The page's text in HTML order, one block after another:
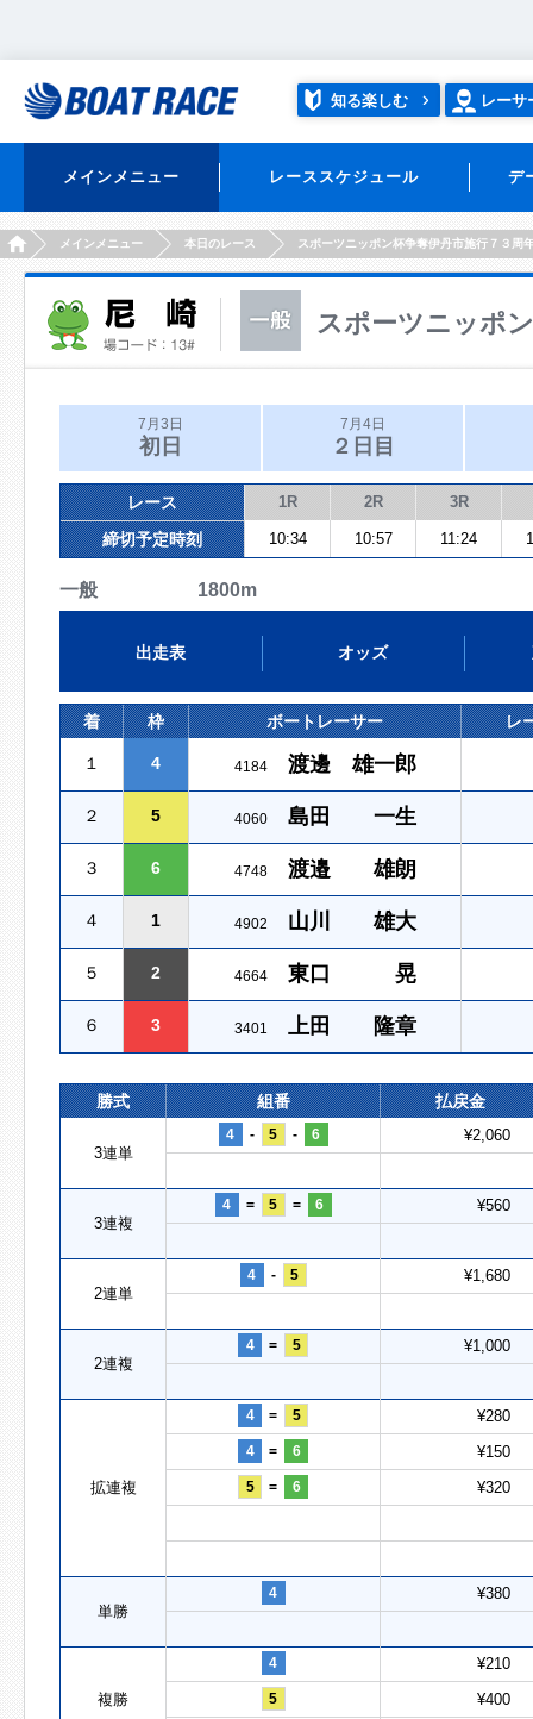
知る楽しむ レーサ
メインメニュー レーススケジュール デ
HOMEメインメニュー 本日のレース スポーツニッポン杯争奪伊丹市施行７３周
スポーツニッポ
7月3日
初日
7月4日
２日目
レース 1R 2R 3R
締切予定時刻 10:34 10:57 11:24
一般 1800m
出走表 オッズ
着 枠 ボートレーサー レ
１ 4 4184 渡邊 雄一郎
２ 5 4060 島田 一生
３ 6 4748 渡邉 雄朗
４ 1 4902 山川 雄大
５ 2 4664 東口 晃
６ 3 3401 上田 隆章
勝式 組番 払戻金
3連単
4 - 5 - 6 ¥2,060
3連複
4 = 5 = 6 ¥560
2連単
4 - 5 ¥1,680
2連複
4 = 5 ¥1,000
拡連複
4 = 5 ¥280
4 = 6 ¥150
5 = 6 ¥320
単勝
4 ¥380
複勝
4 ¥210
5 ¥400